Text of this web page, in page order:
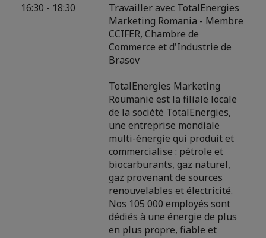
16:30 - 18:30
Travailler avec TotalEnergies
Marketing Romania - Membre
CCIFER, Chambre de
Commerce et d'Industrie de
Brasov
TotalEnergies Marketing
Roumanie est la filiale locale
de la société TotalEnergies,
une entreprise mondiale
multi-énergie qui produit et
commercialise : pétrole et
biocarburants, gaz naturel,
gaz provenant de sources
renouvelables et électricité.
Nos 105 000 employés sont
dédiés à une énergie de plus
en plus propre, fiable et